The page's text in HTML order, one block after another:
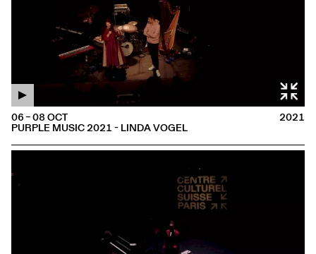
PURPLE MUSIC 2021 - LINDA VOGEL
06 – 08 OCT 2021